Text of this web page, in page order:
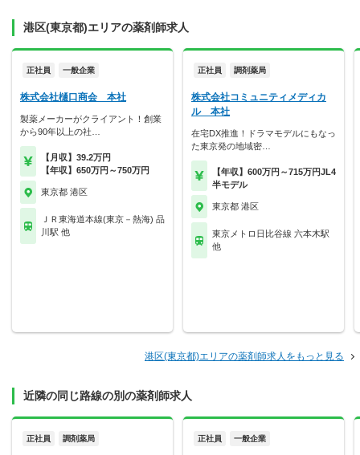
港区(東京都)エリアの薬剤師求人
正社員 一般企業
株式会社樋口商会 本社
製薬メーカーがクライアント！創業
から90年以上の社…
【月収】39.2万円
【年収】650万円～750万円
東京都 港区
ＪＲ東海道本線(東京－熱海) 品
川駅 他
正社員 調剤薬局
株式会社コミュニティメディカ
ル 本社
在宅DX推進！ドラマモデルにもなっ
た東京発の地域密…
【年収】600万円～715万円JL4
半モデル
東京都 港区
東京メトロ日比谷線 六本木駅
他
港区(東京都)エリアの薬剤師求人をもっと見る
近隣の同じ路線の別の薬剤師求人
正社員 調剤薬局 正社員 一般企業